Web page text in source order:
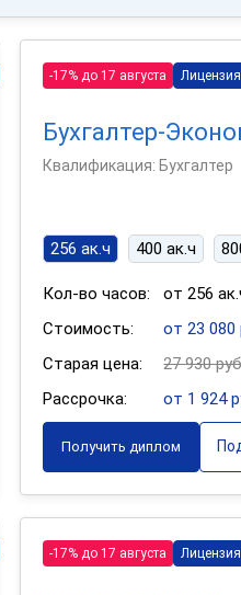
-17% до 17 августа Лицензия
Бухгалтер-
Квалификация: Бухгалтер
256 ак.ч 400 ак.ч
Кол-во часов:
от 256
Стоимость:
от 23 080
Старая цена:
27 930
Рассрочка:
от 1 924
Получить диплом
-17% до 17 августа Лицензия